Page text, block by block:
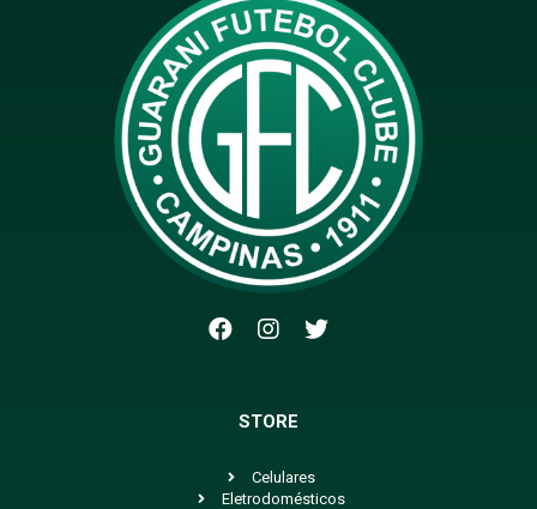
STORE
Celulares
Eletrodomésticos